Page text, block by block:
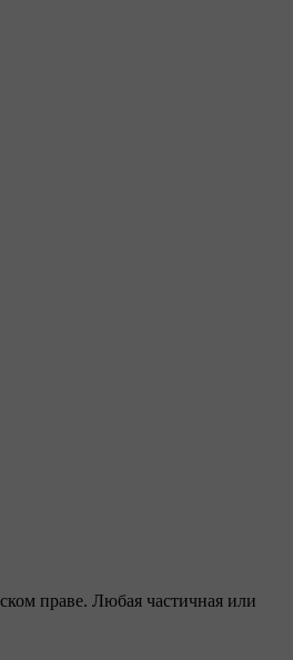
праве. Любая частичная или